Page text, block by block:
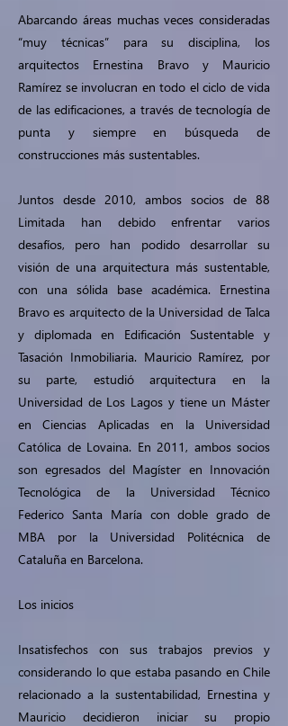
Abarcando áreas muchas veces consideradas
“muy técnicas” para su disciplina, los
arquitectos Ernestina Bravo y Mauricio
Ramírez se involucran en todo el ciclo de vida
de las edificaciones, a través de tecnología de
punta y siempre en búsqueda de
construcciones más sustentables.
Juntos desde 2010, ambos socios de 88
Limitada han debido enfrentar varios
desafíos, pero han podido desarrollar su
visión de una arquitectura más sustentable,
con una sólida base académica. Ernestina
Bravo es arquitecto de la Universidad de Talca
y diplomada en Edificación Sustentable y
Tasación Inmobiliaria. Mauricio Ramírez, por
su parte, estudió arquitectura en la
Universidad de Los Lagos y tiene un Máster
en Ciencias Aplicadas en la Universidad
Católica de Lovaina. En 2011, ambos socios
son egresados del Magíster en Innovación
Tecnológica de la Universidad Técnico
Federico Santa María con doble grado de
MBA por la Universidad Politécnica de
Cataluña en Barcelona.
Los inicios
Insatisfechos con sus trabajos previos y
considerando lo que estaba pasando en Chile
relacionado a la sustentabilidad, Ernestina y
Mauricio decidieron iniciar su propio